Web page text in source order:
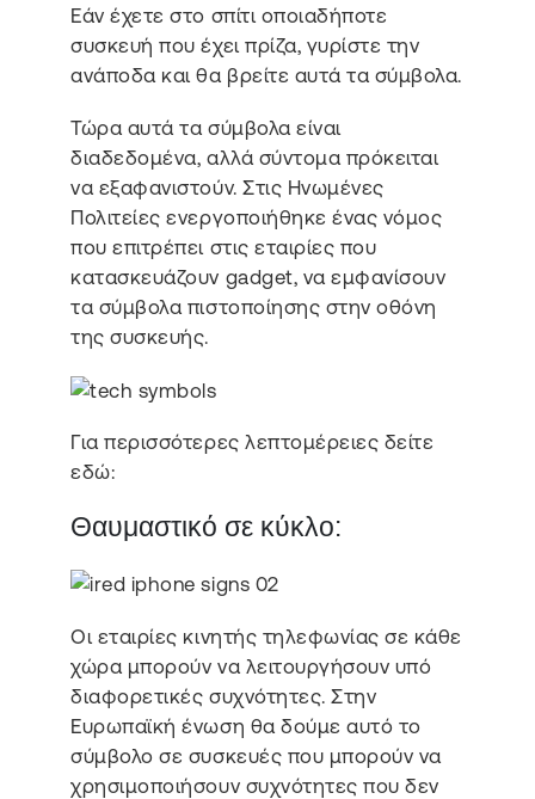
Εάν έχετε στο σπίτι οποιαδήποτε
συσκευή που έχει πρίζα, γυρίστε την
ανάποδα και θα βρείτε αυτά τα σύμβολα.
Τώρα αυτά τα σύμβολα είναι
διαδεδομένα, αλλά σύντομα πρόκειται
να εξαφανιστούν. Στις Ηνωμένες
Πολιτείες ενεργοποιήθηκε ένας νόμος
που επιτρέπει στις εταιρίες που
κατασκευάζουν gadget, να εμφανίσουν
τα σύμβολα πιστοποίησης στην οθόνη
της συσκευής.
Για περισσότερες λεπτομέρειες δείτε
εδώ:
Θαυμαστικό σε κύκλο:
Οι εταιρίες κινητής τηλεφωνίας σε κάθε
χώρα μπορούν να λειτουργήσουν υπό
διαφορετικές συχνότητες. Στην
Ευρωπαϊκή ένωση θα δούμε αυτό το
σύμβολο σε συσκευές που μπορούν να
χρησιμοποιήσουν συχνότητες που δεν